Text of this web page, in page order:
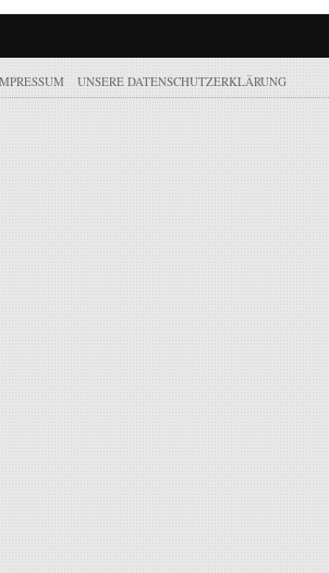
UNSERE DATENSCHUTZERKLÄRUNG